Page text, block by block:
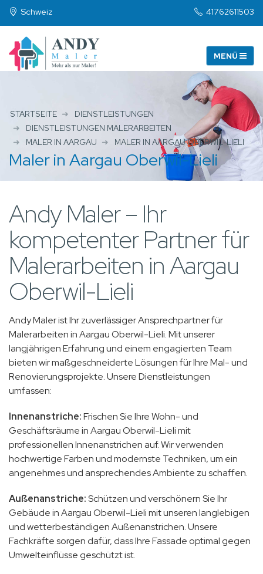
Schweiz 41762611503
STARTSEITE
DIENSTLEISTUNGEN
DIENSTLEISTUNGEN MALERARBEITEN
MALER IN AARGAU
MALER IN AARGAU OBERWIL-LIELI
Maler in Aargau Oberwil-Lieli
Andy Maler – Ihr
kompetenter Partner für
Malerarbeiten in Aargau
Oberwil-Lieli
Andy Maler ist Ihr zuverlässiger Ansprechpartner für
Malerarbeiten in Aargau Oberwil-Lieli. Mit unserer
langjährigen Erfahrung und einem engagierten Team
bieten wir maßgeschneiderte Lösungen für Ihre Mal- und
Renovierungsprojekte. Unsere Dienstleistungen
umfassen:
Innenanstriche:Frischen Sie Ihre Wohn- und
Geschäftsräume in Aargau Oberwil-Lieli mit
professionellen Innenanstrichen auf. Wir verwenden
hochwertige Farben und modernste Techniken, um ein
angenehmes und ansprechendes Ambiente zu schaffen.
Außenanstriche:Schützen und verschönern Sie Ihr
Gebäude in Aargau Oberwil-Lieli mit unseren langlebigen
und wetterbeständigen Außenanstrichen. Unsere
Fachkräfte sorgen dafür, dass Ihre Fassade optimal gegen
Umwelteinflüsse geschützt ist.